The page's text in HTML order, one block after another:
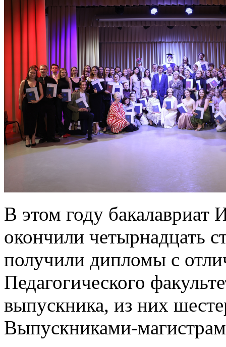
В этом году бакалавриат
окончили четырнадцать
получили дипломы с
Педагогического
выпускника, из них
Выпускниками-